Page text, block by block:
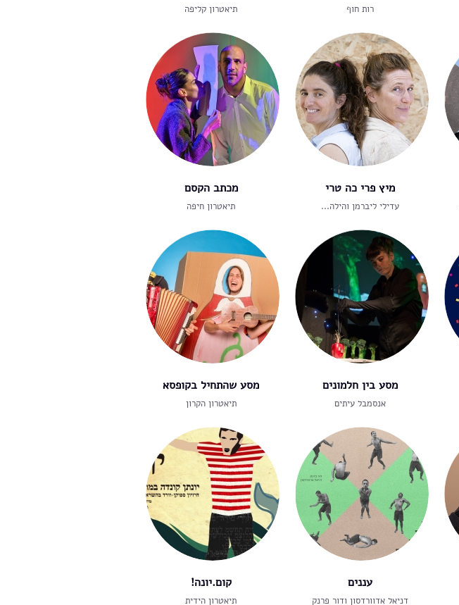
רות חוף תיאטרון קליפה
מיץ פרי כה טרי
עדילי ליברמן והילה...
מכתב הקסם
תיאטרון חיפה
מסע בין חלמונים
אנסמבל עיתים
מסע שהתחיל בקופסא
תיאטרון הקרון
עננים
דניאל אדוורדסון ודור פרנק
קום.יונה!
תיאטרון הידית